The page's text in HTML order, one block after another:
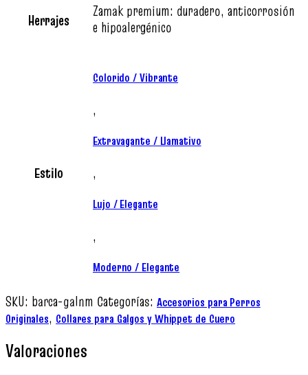
Herrajes
Zamak premium: duradero, anticorrosión
e hipoalergénico
Estilo
Colorido / Vibrante
,
Extravagante / Llamativo
,
Lujo / Elegante
,
Moderno / Elegante
SKU: barca-galnm Categorías: Accesorios para Perros
Originales, Collares para Galgos y Whippet de Cuero
Valoraciones